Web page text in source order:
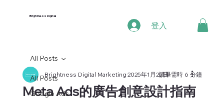
Brightness Digital
登入
All Posts
Google Ads
All Posts
Meta Ads的廣告創意設計指南
Brightness Digital Marketing2025年1月25日讀畢需時 6 分鐘